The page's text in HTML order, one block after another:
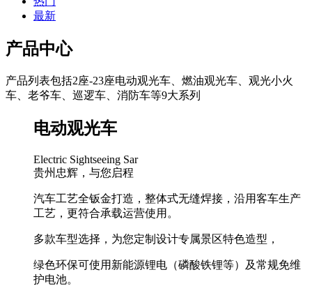
最新
产品中心
产品列表包括2座-23座电动观光车、燃油观光车、观光小火
车、老爷车、巡逻车、消防车等9大系列
电动观光车
Electric Sightseeing Sar
贵州忠辉，与您启程
汽车工艺全钣金打造，整体式无缝焊接，沿用客车生产
工艺，更符合承载运营使用。
多款车型选择，为您定制设计专属景区特色造型，
绿色环保可使用新能源锂电（磷酸铁锂等）及常规免维
护电池。